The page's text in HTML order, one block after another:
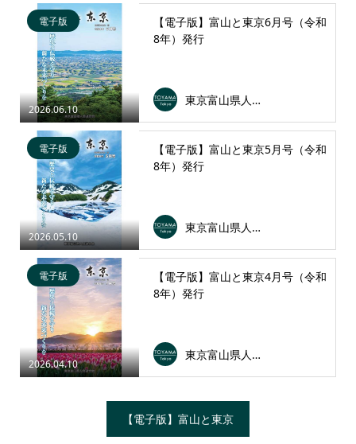
2026.06.10
電子版
【電子版】富山と東京6月号（令和
8年）発行
東京富山県人会連合会
2026.05.10
電子版
【電子版】富山と東京5月号（令和
8年）発行
東京富山県人会連合会
2026.04.10
電子版
【電子版】富山と東京4月号（令和
8年）発行
東京富山県人会連合会
【電子版】富山と東京